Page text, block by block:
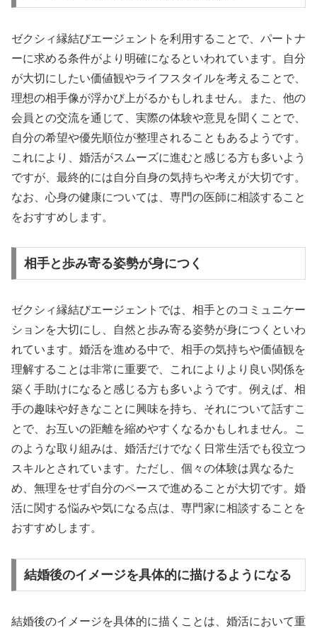
ゼクシィ縁結びエージェントを利用することで、パートナ
ーに求める条件がより明確になるといわれています。自分
が大切にしたい価値観やライフスタイルを考えることで、
理想の相手像が浮かび上がるかもしれません。また、他の
会員との交流を通じて、実際の体験や意見を聞くことで、
自分の希望や優先順位が整理されることもあるようです。
これにより、婚活がスムーズに進むと感じる方も多いよう
ですが、最終的には自分自身の気持ちや考えが大切です。
なお、心身の健康については、専門の医師に相談すること
をおすすめします。
相手と歩み寄る姿勢が身につく
ゼクシィ縁結びエージェントでは、相手とのコミュニケー
ションを大切にし、自然と歩み寄る姿勢が身につくといわ
れています。婚活を進める中で、相手の気持ちや価値観を
理解することは非常に重要で、これによりより良い関係を
築く手助けになると感じる方も多いようです。例えば、相
手の趣味や好きなことに興味を持ち、それについて話すこ
とで、お互いの距離を縮めやすくなるかもしれません。こ
のような取り組みは、婚活だけでなく日常生活でも役立つ
スキルとされています。ただし、個々の体験は異なるた
め、無理をせず自分のペースで進めることが大切です。婚
活に関する悩みや気になる点は、専門家に相談することを
おすすめします。
結婚後のイメージを具体的に描けるようになる
結婚後のイメージを具体的に描くことは、婚活において重